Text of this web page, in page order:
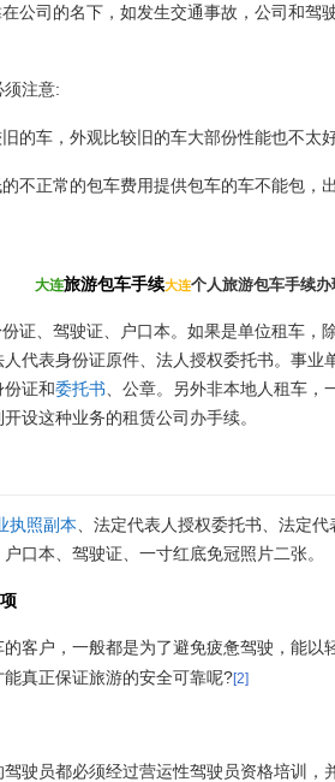
公司的名下，如发生交通事故，公司和驾
须注意:
的车，外观比较旧的车大部份性能也不太
不正常的包车费用提供包车的车不能包，
大连旅游包车手续大连个人旅游包车手续办
证、驾驶证、户口本。如果是单位租车，
代表身份证原件、法人授权委托书。事业
份证和委托书、公章。另外非本地人租车，
设这种业务的租赁公司办手续。
执照副本 、法定代表人授权委托书、法定
口本、驾驶证、一寸红底免冠照片二张。
客户，一般都是为了避免疲惫驾驶，能以
真正保证旅游的安全可靠呢?[2]
驶员都必须经过营运性驾驶员资格培训，